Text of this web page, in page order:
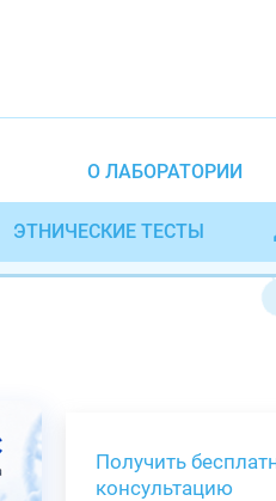
О ЛАБОРАТОРИИ
ЭТНИЧЕСКИЕ ТЕСТЫ
Получить
консультацию